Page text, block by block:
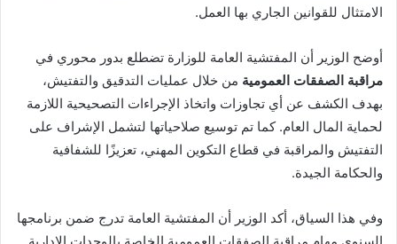
الامتثال للقوانين الجاري بها العمل.
أوضح الوزير أن المفتشية العامة للوزارة تضطلع بدور محوري في
مراقبة الصفقات العمومية من خلال عمليات التدقيق والتفتيش،
بهدف الكشف عن أي تجاوزات واتخاذ الإجراءات التصحيحية اللازمة
لحماية المال العام. كما تم توسيع صلاحياتها لتشمل الإشراف على
التفتيش والمراقبة في قطاع التكوين المهني، تعزيزًا للشفافية
والحكامة الجيدة.
وفي هذا السياق، أكد الوزير أن المفتشية العامة تدرج ضمن برنامجها
السنوي مهام مراقبة الصفقات العمومية الخاصة بالوحدات الإدارية